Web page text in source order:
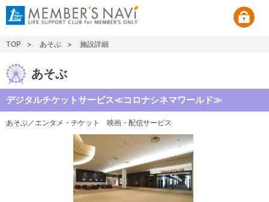
TOP あそぶ 施設詳細
あそぶ
デジタルチケットサービス≪コロナシネマワールド≫
あそぶ／エンタメ・チケット 映画・配信サービス